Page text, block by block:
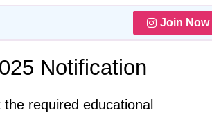
Join Now
Notification
required educational